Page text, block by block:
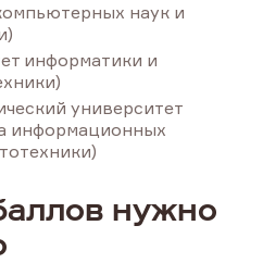
наук и
информатики и
университет
информационных
нужно